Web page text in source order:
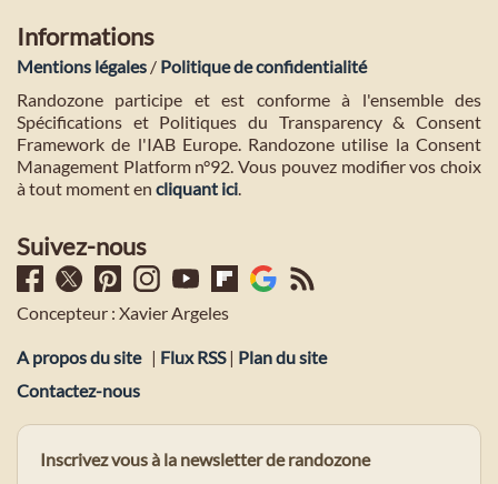
Informations
Mentions légales / Politique de confidentialité
Randozone participe et est conforme à l'ensemble des
Spécifications et Politiques du Transparency & Consent
Framework de l'IAB Europe. Randozone utilise la Consent
Management Platform n°92. Vous pouvez modifier vos choix
à tout moment en cliquant ici.
Suivez-nous
Concepteur : Xavier Argeles
A propos du site | Flux RSS| Plan du site
Contactez-nous
Inscrivez vous à la newsletter de randozone